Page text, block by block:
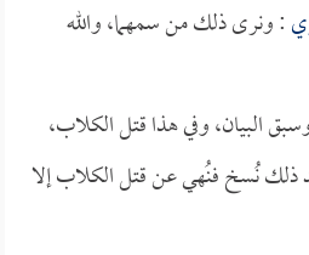
: ونرى ذلك من سمهما، والله
البيان، وفي هذا قتل الكلاب،
ذلك نُسخ فنُهي عن قتل الكلاب إلا